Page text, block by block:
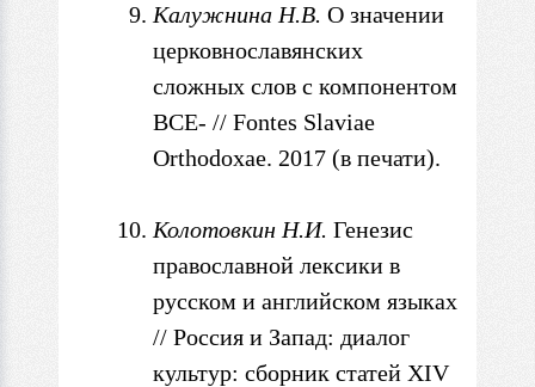
Калужнина Н.В. О значении
церковнославянских
сложных слов с компонентом
ВСЕ- // Fontes Slaviae
Orthodoxae. 2017 (в печати).
Колотовкин Н.И. Генезис
православной лексики в
русском и английском языках
// Россия и Запад: диалог
культур: сборник статей XIV